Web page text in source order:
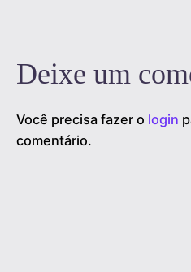
Deixe um
Você precisa fazer o login
comentário.